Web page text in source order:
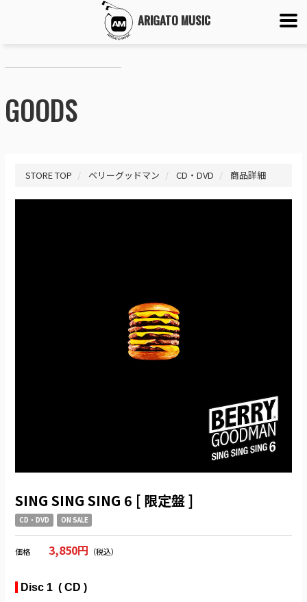
ARIGATO MUSIC
GOODS
STORE TOP ベリーグッドマン CD・DVD 商品詳細
SING SING SING 6 [ 限定盤 ]
CD・DVD ON SALE
価格 3,850円 （税込）
Disc 1 ( CD )